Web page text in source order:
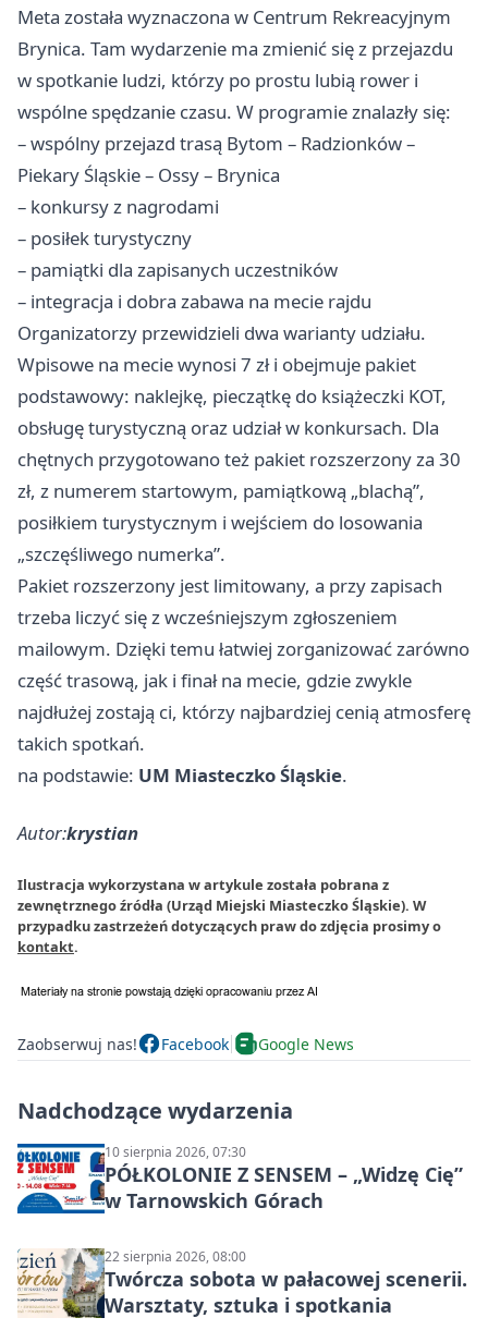
Meta została wyznaczona w Centrum Rekreacyjnym
Brynica. Tam wydarzenie ma zmienić się z przejazdu
w spotkanie ludzi, którzy po prostu lubią rower i
wspólne spędzanie czasu. W programie znalazły się:
– wspólny przejazd trasą Bytom – Radzionków –
Piekary Śląskie – Ossy – Brynica
– konkursy z nagrodami
– posiłek turystyczny
– pamiątki dla zapisanych uczestników
– integracja i dobra zabawa na mecie rajdu
Organizatorzy przewidzieli dwa warianty udziału.
Wpisowe na mecie wynosi 7 zł i obejmuje pakiet
podstawowy: naklejkę, pieczątkę do książeczki KOT,
obsługę turystyczną oraz udział w konkursach. Dla
chętnych przygotowano też pakiet rozszerzony za 30
zł, z numerem startowym, pamiątkową „blachą”,
posiłkiem turystycznym i wejściem do losowania
„szczęśliwego numerka”.
Pakiet rozszerzony jest limitowany, a przy zapisach
trzeba liczyć się z wcześniejszym zgłoszeniem
mailowym. Dzięki temu łatwiej zorganizować zarówno
część trasową, jak i finał na mecie, gdzie zwykle
najdłużej zostają ci, którzy najbardziej cenią atmosferę
takich spotkań.
na podstawie: UM Miasteczko Śląskie.
Autor:krystian
Ilustracja wykorzystana w artykule została pobrana z
zewnętrznego źródła (Urząd Miejski Miasteczko Śląskie). W
przypadku zastrzeżeń dotyczących praw do zdjęcia prosimy o
kontakt.
Zaobserwuj nas! Facebook Google News
Nadchodzące wydarzenia
10 sierpnia 2026, 07:30
PÓŁKOLONIE Z SENSEM – „Widzę Cię”
w Tarnowskich Górach
22 sierpnia 2026, 08:00
Twórcza sobota w pałacowej scenerii.
Warsztaty, sztuka i spotkania